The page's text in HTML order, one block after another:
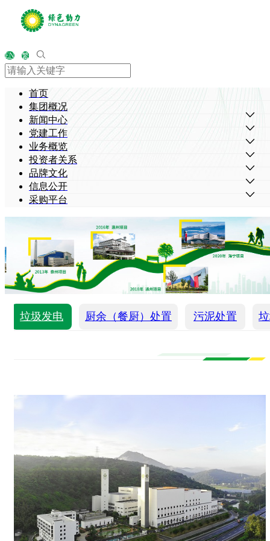
EN 繁
首页
集团概况
新闻中心
党建工作
业务概览
投资者关系
品牌文化
信息公开
采购平台
垃圾发电 厨余（餐厨）处置 污泥处置